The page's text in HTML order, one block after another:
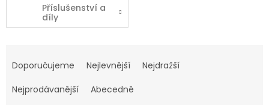
Příslušenství a
díly
a
e
Doporučujeme Nejlevnější
Nejdražší
Nejprodávanější
Abecedně